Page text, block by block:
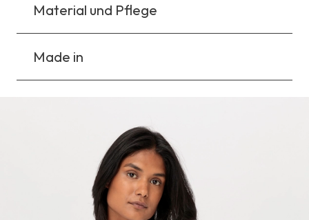
Material und Pflege
Made in